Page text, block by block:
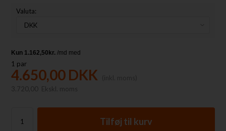
Valuta:
1 par
4.650,00 DKK
3.720,00
Ekskl. moms